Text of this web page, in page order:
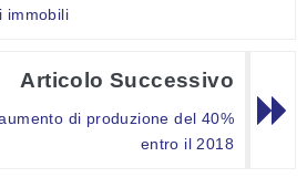
immobili
Articolo Successivo
di produzione del 40%
entro il 2018